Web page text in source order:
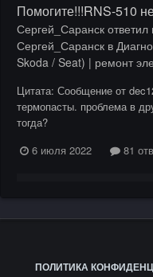
Помогите!!!RNS-510
Сергей_Саранск ответил
Сергей_Саранск в
Skoda / Seat) | ремонт
Цитата: Сообщение от
термопасты. проблема в
тогда?
6 июля 2022
81
ПОЛИТИКА